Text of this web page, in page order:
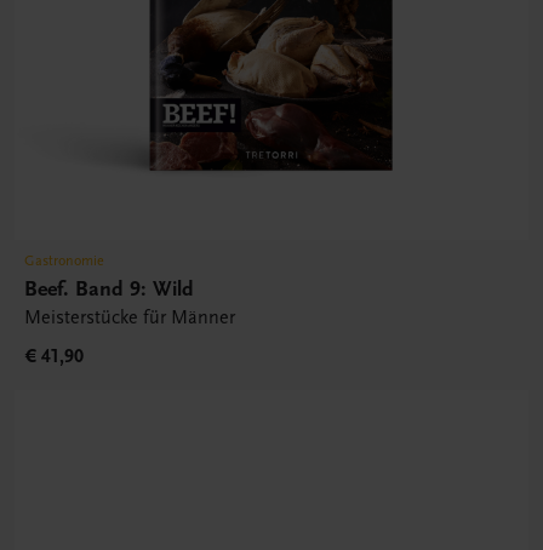
Gastronomie
Beef. Band 9: Wild
Meisterstücke für Männer
€ 41,90